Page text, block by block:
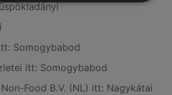
Somogybabod
itt: Somogybabod
Food B.V. (NL) itt: Nagykátai